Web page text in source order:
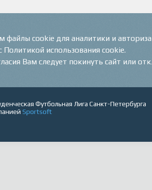
Футбольная Лига Санкт-Петербурга
Sportsoft
файлы cookie для аналитики и
Политикой использования cookie.
Вам следует покинуть сайт или